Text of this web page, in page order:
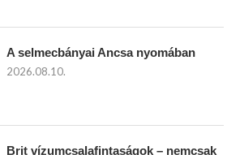
A selmecbányai Ancsa nyomában
2026.08.10.
Brit vízumcsalafintaságok – nemcsak